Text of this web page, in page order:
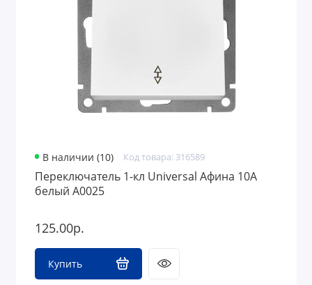
В наличии (10) Код товара: 316589
Переключатель 1-кл Universal Афина 10А
белый A0025
125.00р.
Купить